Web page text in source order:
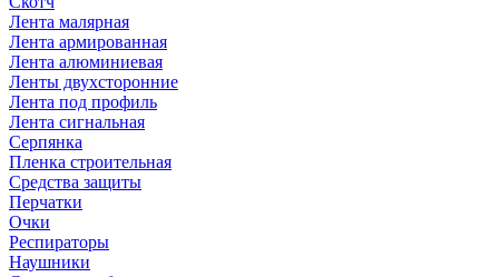
Лента малярная
Лента армированная
Лента алюминиевая
Ленты двухсторонние
Лента под профиль
Лента сигнальная
Серпянка
Пленка строительная
Средства защиты
Перчатки
Очки
Респираторы
Наушники